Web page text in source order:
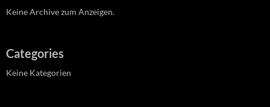
Keine Archive zum Anzeigen.
Categories
Keine Kategorien